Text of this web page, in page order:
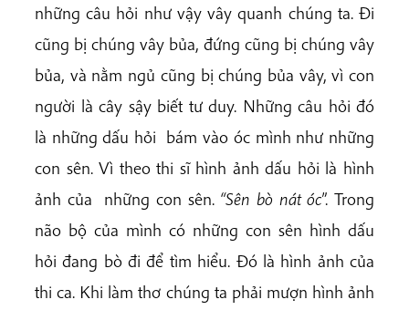
những câu hỏi như vậy vây quanh chúng ta. Đi
cũng bị chúng vây bủa, đứng cũng bị chúng vây
bủa, và nằm ngủ cũng bị chúng bủa vây, vì con
người là cây sậy biết tư duy. Những câu hỏi đó
là những dấu hỏi bám vào óc mình như những
con sên. Vì theo thi sĩ hình ảnh dấu hỏi là hình
ảnh của những con sên. “Sên bò nát óc”. Trong
não bộ của mình có những con sên hình dấu
hỏi đang bò đi để tìm hiểu. Đó là hình ảnh của
thi ca. Khi làm thơ chúng ta phải mượn hình ảnh